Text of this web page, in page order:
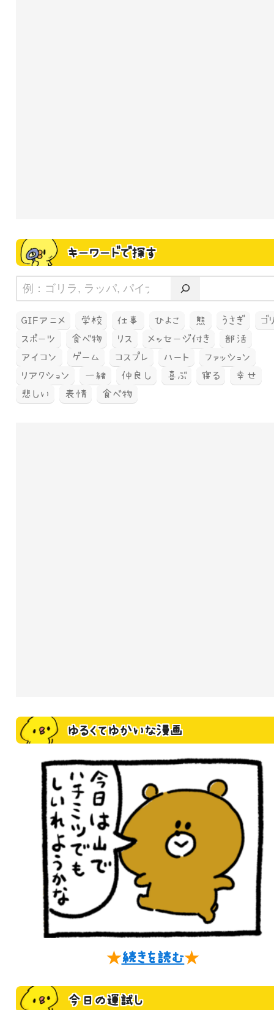
キーワードで探す
GIFアニメ 学校 仕事 ひよこ 熊 うさぎ
ゴ
スポーツ
食べ物 リス メッセージ付き
部活
アイコン
ゲーム コスプレ ハート
ファッション
リアクション
一緒 仲良し 喜ぶ 寝る
幸せ
悲しい
表情 食べ物
ゆるくてゆかいな漫画
★続きを読む★
今日の運試し